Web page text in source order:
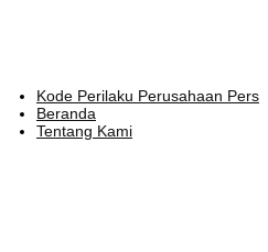
Kode Perilaku Perusahaan Pers
Beranda
Tentang Kami